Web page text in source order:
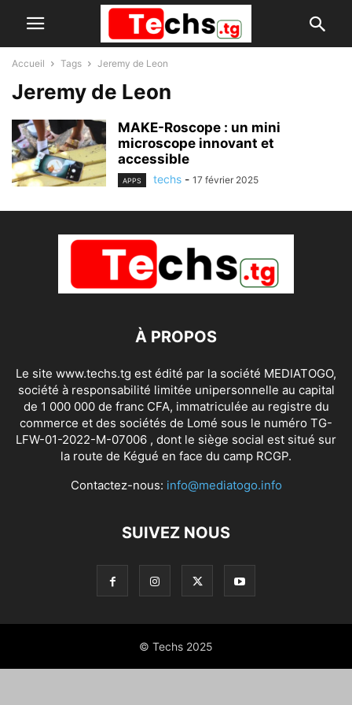
Accueil Tags Jeremy de Leon
Jeremy de Leon
MAKE-Roscope : un mini
microscope innovant et
accessible
APPS techs - 17 février 2025
À PROPOS
Le site www.techs.tg est édité par la société MEDIATOGO,
société à responsabilité limitée unipersonnelle au capital
de 1 000 000 de franc CFA, immatriculée au registre du
commerce et des sociétés de Lomé sous le numéro TG-
LFW-01-2022-M-07006 , dont le siège social est situé sur
la route de Kégué en face du camp RCGP.
Contactez-nous: info@mediatogo.info
SUIVEZ NOUS
© Techs 2025